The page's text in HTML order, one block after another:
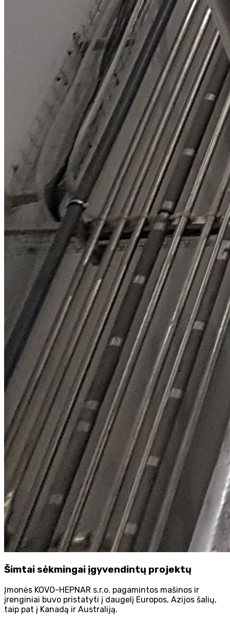
Šimtai sėkmingai įgyvendintų projektų
Įmonės KOVO-HEPNAR s.r.o. pagamintos mašinos ir
įrenginiai buvo pristatyti į daugelį Europos, Azijos šalių,
taip pat į Kanadą ir Australiją.